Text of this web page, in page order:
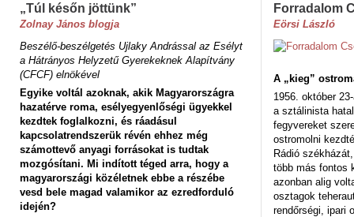
„Túl későn jöttünk”
Zolnay János blogja
Beszélő-beszélgetés Ujlaky Andrással az Esélyt
a Hátrányos Helyzetű Gyerekeknek Alapítvány
(CFCF) elnökével
Egyike voltál azoknak, akik Magyarországra
hazatérve roma, esélyegyenlőségi ügyekkel
kezdtek foglalkozni, és ráadásul
kapcsolatrendszerük révén ehhez még
számottevő anyagi forrásokat is tudtak
mozgósítani. Mi indított téged arra, hogy a
magyarországi közéletnek ebbe a részébe
vesd bele magad valamikor az ezredforduló
idején?
Forradalom
Eörsi László
A „kieg”
1956. október
a sztálinista
fegyvereket
ostromolni
Rádió
több más fontos
azonban alig
osztagok
rendőrségi, ipari